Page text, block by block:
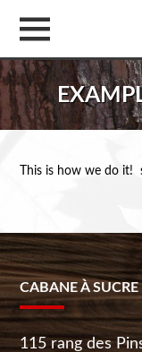
This is how we do
CABANE À
115 rang des